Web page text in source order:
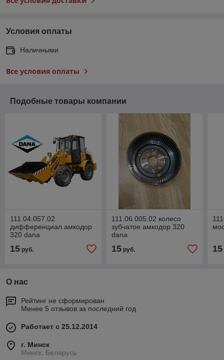
Условия оплаты
Наличными
Все условия оплаты
Подобные товары компании
111.04.057.02
дифференциал амкодор
320 dana
15 руб.
111.06.005.02 колесо
зубчатое амкодор 320
dana
15руб. 15
О нас
Рейтинг не сформирован
Менее 5 отзывов за последний год
Работает с 25.12.2014
г. Минск
Минск, Беларусь